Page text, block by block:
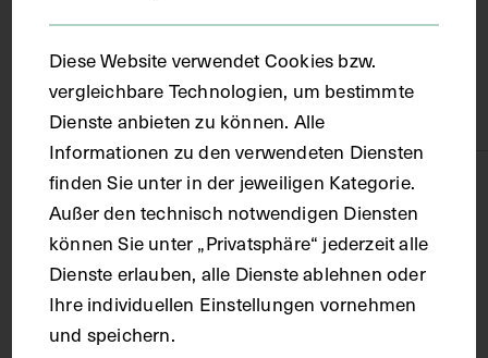
Karton
Technik
Lithografie
Maße
Diese Website verwendet Cookies bzw.
vergleichbare Technologien, um bestimmte
Dienste anbieten zu können. Alle
Informationen zu den verwendeten Diensten
finden Sie unter in der jeweiligen Kategorie.
Außer den technisch notwendigen Diensten
können Sie unter „Privatsphäre“ jederzeit alle
Dienste erlauben, alle Dienste ablehnen oder
Ihre individuellen Einstellungen vornehmen
und speichern.